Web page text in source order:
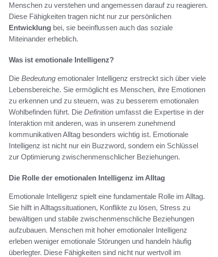
Menschen zu verstehen und angemessen darauf zu reagieren.
Diese Fähigkeiten tragen nicht nur zur persönlichen
Entwicklung bei, sie beeinflussen auch das soziale
Miteinander erheblich.
Was ist emotionale Intelligenz?
Die Bedeutung emotionaler Intelligenz erstreckt sich über viele
Lebensbereiche. Sie ermöglicht es Menschen, ihre Emotionen
zu erkennen und zu steuern, was zu besserem emotionalen
Wohlbefinden führt. Die Definition umfasst die Expertise in der
Interaktion mit anderen, was in unserem zunehmend
kommunikativen Alltag besonders wichtig ist. Emotionale
Intelligenz ist nicht nur ein Buzzword, sondern ein Schlüssel
zur Optimierung zwischenmenschlicher Beziehungen.
Die Rolle der emotionalen Intelligenz im Alltag
Emotionale Intelligenz spielt eine fundamentale Rolle im Alltag.
Sie hilft in Alltagssituationen, Konflikte zu lösen, Stress zu
bewältigen und stabile zwischenmenschliche Beziehungen
aufzubauen. Menschen mit hoher emotionaler Intelligenz
erleben weniger emotionale Störungen und handeln häufig
überlegter. Diese Fähigkeiten sind nicht nur wertvoll im